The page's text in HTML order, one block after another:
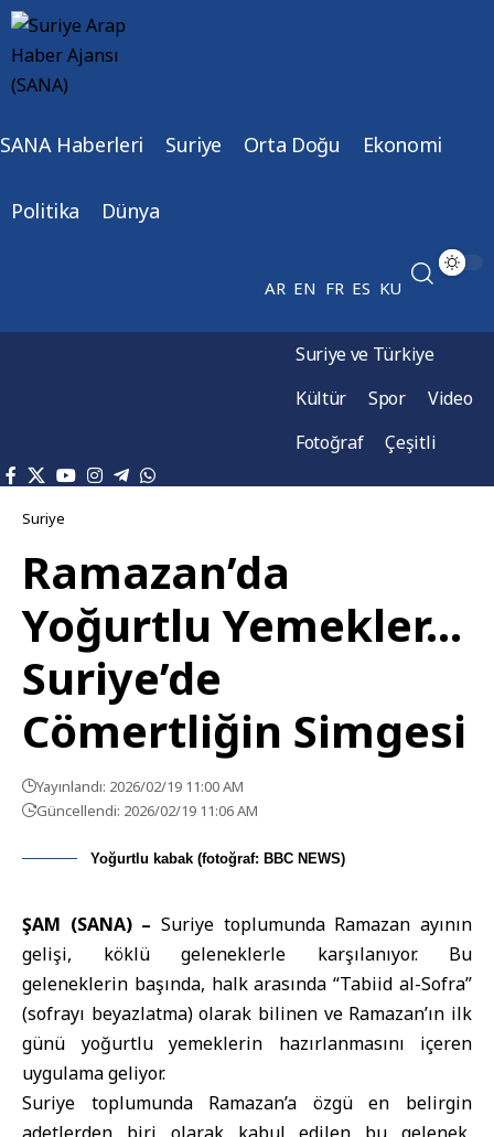
SANA Haberleri Suriye Orta Doğu Ekonomi
Politika Dünya
AR EN FR ES KU
Suriye ve Türkiye
Kültür
Spor
Video
Fotoğraf
Çeşitli
Suriye
Ramazan’da
Yoğurtlu Yemekler…
Suriye’de
Cömertliğin Simgesi
Yayınlandı: 2026/02/19 11:00 AM
Güncellendi: 2026/02/19 11:06 AM
Yoğurtlu kabak (fotoğraf: BBC NEWS)
ŞAM (SANA) – Suriye toplumunda Ramazan ayının
gelişi, köklü geleneklerle karşılanıyor. Bu
geleneklerin başında, halk arasında “Tabiid al-Sofra”
(sofrayı beyazlatma) olarak bilinen ve Ramazan’ın ilk
günü yoğurtlu yemeklerin hazırlanmasını içeren
uygulama geliyor.
Suriye toplumunda Ramazan’a özgü en belirgin